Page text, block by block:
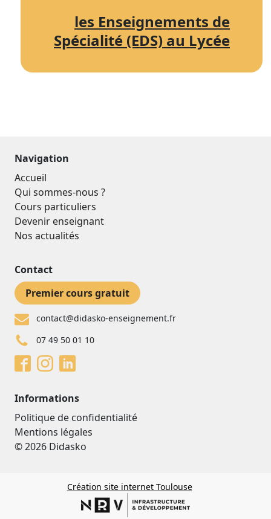
les Enseignements de
Spécialité (EDS) au Lycée
Navigation
Accueil
Qui sommes-nous ?
Cours particuliers
Devenir enseignant
Nos actualités
Contact
Premier cours gratuit
contact@didasko-enseignement.fr
07 49 50 01 10
Informations
Politique de confidentialité
Mentions légales
© 2026 Didasko
Création site internet Toulouse